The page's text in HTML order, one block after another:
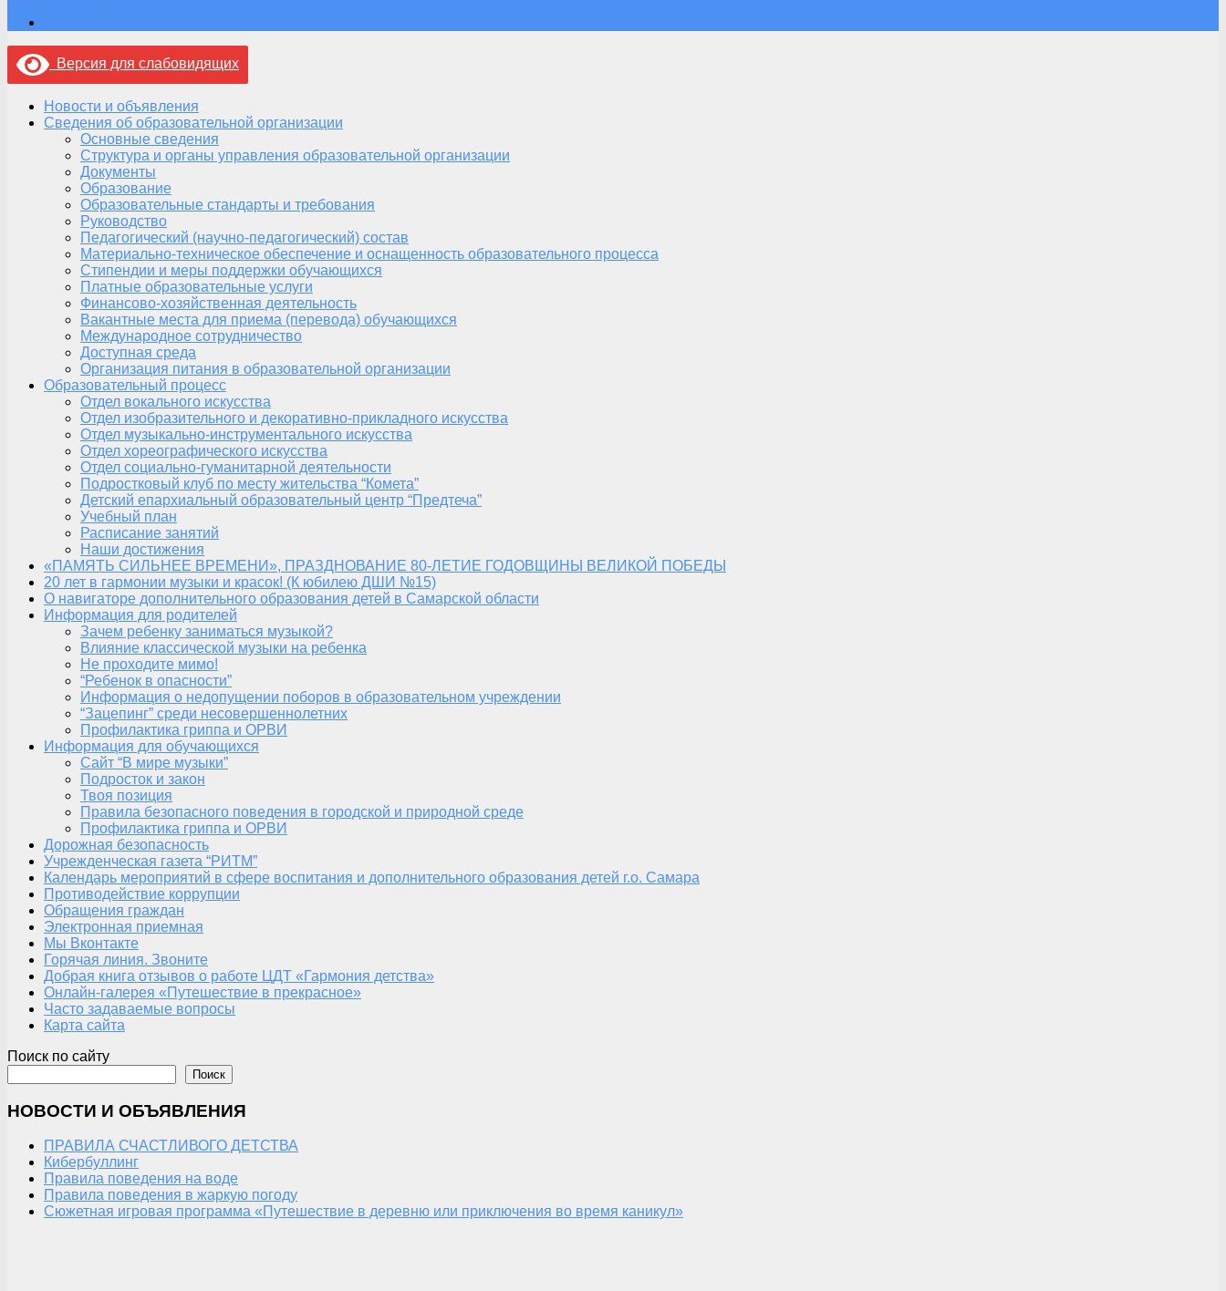
Версия для слабовидящих
Новости и объявления
Сведения об образовательной организации
Основные сведения
Структура и органы управления образовательной организации
Документы
Образование
Образовательные стандарты и требования
Руководство
Педагогический (научно-педагогический) состав
Материально-техническое обеспечение и оснащенность образовательного процесса
Стипендии и меры поддержки обучающихся
Платные образовательные услуги
Финансово-хозяйственная деятельность
Вакантные места для приема (перевода) обучающихся
Международное сотрудничество
Доступная среда
Организация питания в образовательной организации
Образовательный процесс
Отдел вокального искусства
Отдел изобразительного и декоративно-прикладного искусства
Отдел музыкально-инструментального искусства
Отдел хореографического искусства
Отдел социально-гуманитарной деятельности
Подростковый клуб по месту жительства “Комета”
Детский епархиальный образовательный центр “Предтеча”
Учебный план
Расписание занятий
Наши достижения
«ПАМЯТЬ СИЛЬНЕЕ ВРЕМЕНИ», ПРАЗДНОВАНИЕ 80-ЛЕТИЕ ГОДОВЩИНЫ ВЕЛИКОЙ ПОБЕДЫ
20 лет в гармонии музыки и красок! (К юбилею ДШИ №15)
О навигаторе дополнительного образования детей в Самарской области
Информация для родителей
Зачем ребенку заниматься музыкой?
Влияние классической музыки на ребенка
Не проходите мимо!
“Ребенок в опасности”
Информация о недопущении поборов в образовательном учреждении
“Зацепинг” среди несовершеннолетних
Профилактика гриппа и ОРВИ
Информация для обучающихся
Сайт “В мире музыки”
Подросток и закон
Твоя позиция
Правила безопасного поведения в городской и природной среде
Профилактика гриппа и ОРВИ
Дорожная безопасность
Учрежденческая газета “РИТМ”
Календарь мероприятий в сфере воспитания и дополнительного образования детей г.о. Самара
Противодействие коррупции
Обращения граждан
Электронная приемная
Мы Вконтакте
Горячая линия. Звоните
Добрая книга отзывов о работе ЦДТ «Гармония детства»
Онлайн-галерея «Путешествие в прекрасное»
Часто задаваемые вопросы
Карта сайта
Поиск по сайту
Поиск
НОВОСТИ И ОБЪЯВЛЕНИЯ
ПРАВИЛА СЧАСТЛИВОГО ДЕТСТВА
Кибербуллинг
Правила поведения на воде
Правила поведения в жаркую погоду
Сюжетная игровая программа «Путешествие в деревню или приключения во время каникул»